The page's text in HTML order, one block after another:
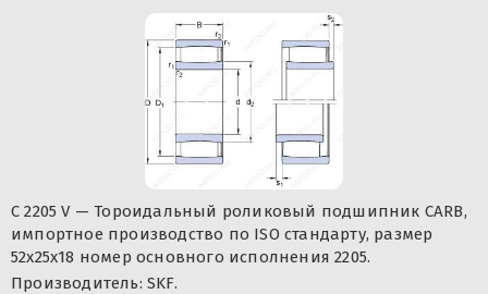
C 2205 V — Тороидальный роликовый подшипник CARB,
импортное производство по ISO стандарту, размер
52x25x18 номер основного исполнения 2205.
Производитель: SKF.